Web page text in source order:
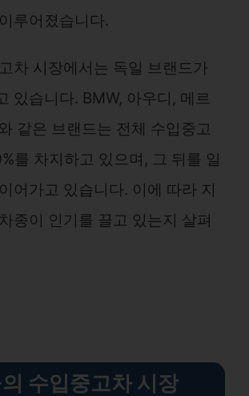
루어졌습니다.
차 시장에서는 독일 브랜드가
있습니다. BMW, 아우디, 메르
같은 브랜드는 전체 수입중고
를 차지하고 있으며, 그 뒤를 일
어가고 있습니다. 이에 따라 지
종이 인기를 끌고 있는지 살펴
수입중고차 시장